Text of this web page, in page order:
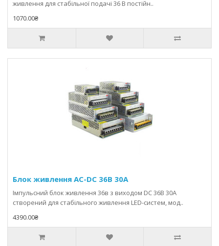
живлення для стабільної подачі 36 В постійн..
1070.00₴
Блок живлення AC-DC 36В 30A
Імпульсний блок живлення 36в з виходом DC 36В 30А
створений для стабільного живлення LED-систем, мод..
4390.00₴